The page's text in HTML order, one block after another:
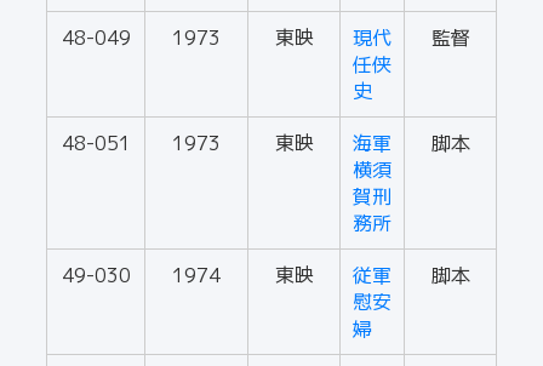
48-049 1973 東映
現代
任侠
史
監督
48-051 1973 東映
海軍
横須
賀刑
務所
脚本
49-030 1974 東映
従軍
慰安
婦
脚本